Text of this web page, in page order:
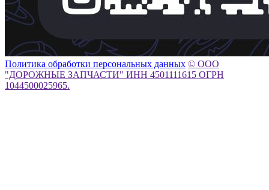
Политика обработки персональных данных © ООО
"ДОРОЖНЫЕ ЗАПЧАСТИ" ИНН 4501111615 ОГРН
1044500025965.